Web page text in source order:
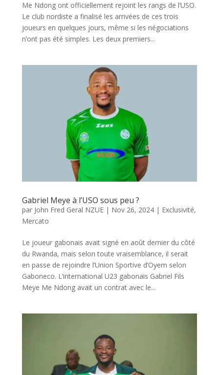
Me Ndong ont officiellement rejoint les rangs de l’USO.
Le club nordiste a finalisé les arrivées de ces trois
joueurs en quelques jours, même si les négociations
n’ont pas été simples. Les deux premiers...
Gabriel Meye à l’USO sous peu ?
par John Fred Geral NZUE| Nov 26, 2024| Exclusivité,
Mercato
Le joueur gabonais avait signé en août dernier du côté
du Rwanda, mais selon toute vraisemblance, il serait
en passe de rejoindre l’Union Sportive d’Oyem selon
Gaboneco. L’international U23 gabonais Gabriel Fils
Meye Me Ndong avait un contrat avec le...